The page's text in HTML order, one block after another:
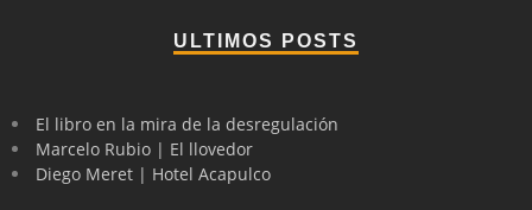
ULTIMOS POSTS
El libro en la mira de la desregulación
Marcelo Rubio | El llovedor
Diego Meret | Hotel Acapulco